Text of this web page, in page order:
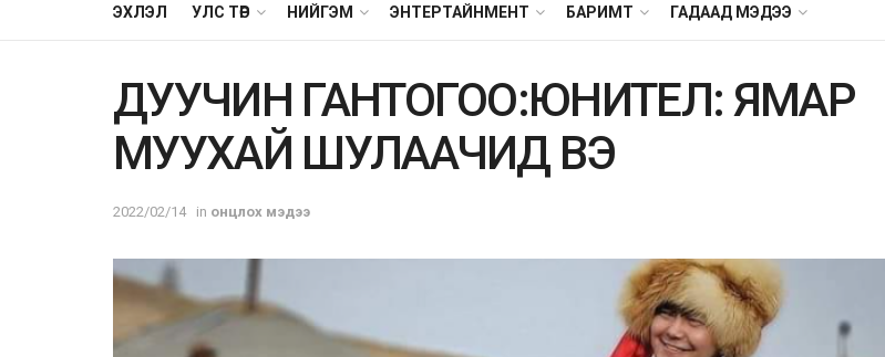
ЭХЛЭЛ УЛС ТӨР НИЙГЭМ ЭНТЕРТАЙНМЕНТ БАРИМТ ГАДААД МЭДЭЭ
ДУУЧИН ГАНТОГОО:ЮНИТЕЛ: ЯМАР
МУУХАЙ ШУЛААЧИД ВЭ
2022/02/14 in онцлох мэдээ